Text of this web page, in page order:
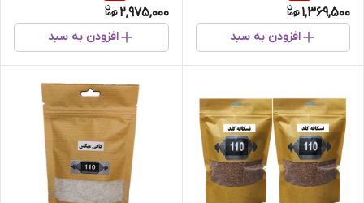
1,369,500
افزودن به سبد
2,975,000
افزودن به سبد